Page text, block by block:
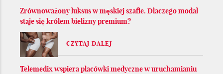
Zrównoważony luksus w męskiej szafie. Dlaczego modal
staje się królem bielizny premium?
CZYTAJ DALEJ
Telemedix wspiera placówki medyczne w uruchamianiu